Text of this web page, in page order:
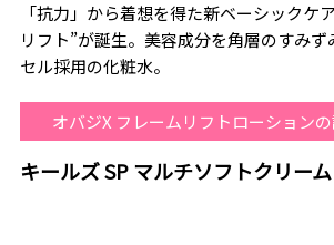
「抗力」から着想を得た新ベーシックケ
リフト”が誕生。美容成分を角層のすみ
セル採用の化粧水。
オバジX フレームリフトローション
キールズ SP マルチソフトクリーム